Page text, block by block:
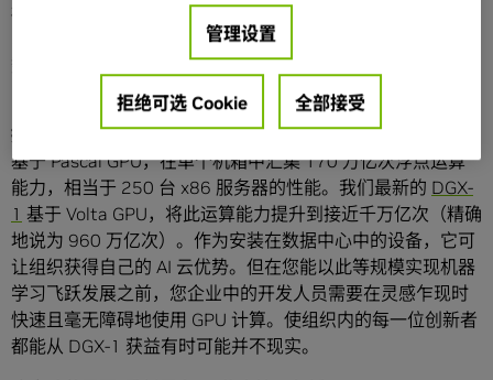
标，组织需要以超越数据中心范围的方式思考 AI 和机器学
习，让每一位研究人员、产品开发人员、业务流程工程师和
数据科学家（统称为每一位创新者）能够利用超级计算能力
（相当于数百个 CPU 的计算能力）。
挑战很快就归结为成本和规模二者之一。我们最初的 DGX-1
基于 Pascal GPU，在单个机箱中汇集 170 万亿次浮点运算
能力，相当于 250 台 x86 服务器的性能。我们最新的 DGX-
1 基于 Volta GPU，将此运算能力提升到接近千万亿次（精确
地说为 960 万亿次）。作为安装在数据中心中的设备，它可
让组织获得自己的 AI 云优势。但在您能以此等规模实现机器
学习飞跃发展之前，您企业中的开发人员需要在灵感乍现时
快速且毫无障碍地使用 GPU 计算。使组织内的每一位创新者
都能从 DGX-1 获益有时可能并不现实。
管理设置
拒绝可选 Cookie 全部接受